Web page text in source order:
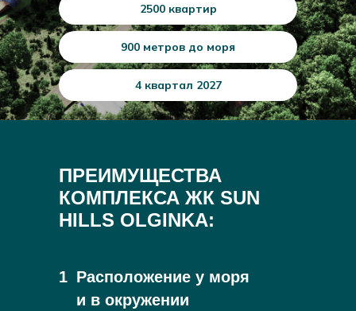
900 метров до моря
2500 квартир
4 квартал 2027
Расположение у моря
и в окружении
1
ПРЕИМУЩЕСТВА
КОМПЛЕКСА ЖК SUN
HILLS OLGINKA: